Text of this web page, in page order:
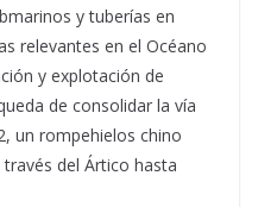
y tuberías en
relevantes en el Océano
y explotación de
de consolidar la vía
un rompehielos chino
del Ártico hasta